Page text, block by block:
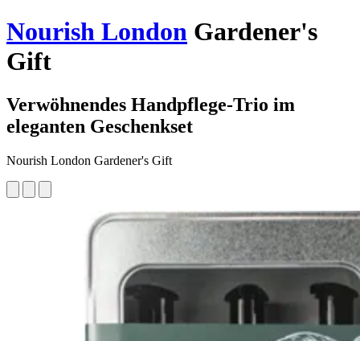
Nourish London Gardener's
Gift
Verwöhnendes Handpflege-Trio im
eleganten Geschenkset
Nourish London Gardener's Gift